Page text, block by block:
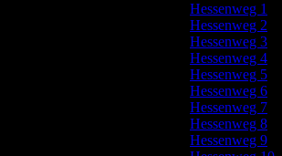
Hessenweg 1
Hessenweg 2
Hessenweg 3
Hessenweg 4
Hessenweg 5
Hessenweg 6
Hessenweg 7
Hessenweg 8
Hessenweg 9